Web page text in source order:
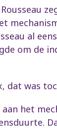
al
om de
dat was
het